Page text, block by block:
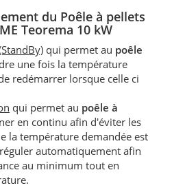
du Poêle à pellets
Teorema 10 kW
qui permet au poêle
une fois la température
redémarrer lorsque celle ci
qui permet au poêle à
en continu afin d'éviter les
la température demandée est
automatiquement afin
au minimum tout en